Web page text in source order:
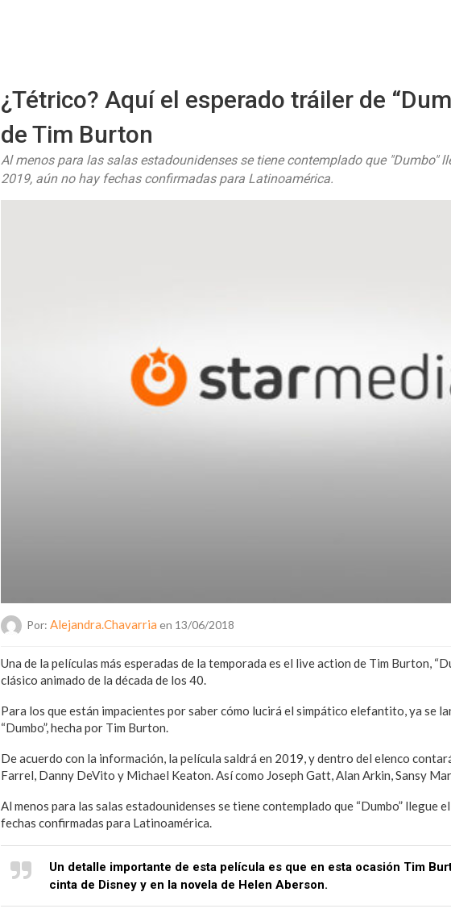
¿Tétrico? Aquí el esperado tráiler de
de Tim Burton
Al menos para las salas estadounidenses se tiene contemplado que "Dumbo"
2019, aún no hay fechas confirmadas para Latinoamérica.
Por: Alejandra.chavarria en 13/06/2018
Una de la películas más esperadas de la temporada es el live action de Tim Burton,
clásico animado de la década de los 40.
Para los que están impacientes por saber cómo lucirá el simpático elefantito, ya se
“Dumbo”, hecha por Tim Burton.
De acuerdo con la información, la película saldrá en 2019, y dentro del elenco
Farrel, Danny DeVito y Michael Keaton. Así como Joseph Gatt, Alan Arkin, Sansy
Al menos para las salas estadounidenses se tiene contemplado que “Dumbo” llegue
fechas confirmadas para Latinoamérica.
Un detalle importante de esta película es que en esta ocasión Tim
cinta de Disney y en la novela de Helen Aberson.